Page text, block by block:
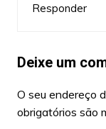
Responder
Deixe um
O seu endereço
obrigatórios são